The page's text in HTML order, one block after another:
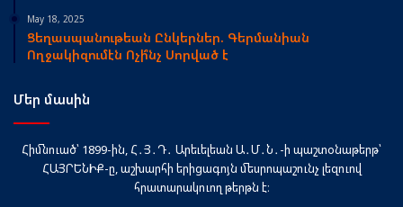
May 18, 2025
Ցեղասպանութեան Ընկերներ. Գերմանիան
Ողջակիզումէն Ոչի՞նչ Սորված է
Մեր մասին
Հիմնուած՝ 1899-ին, Հ․Յ․Դ․ Արեւելեան Ա․Մ․Ն․-ի պաշտօնաթերթ՝
ՀԱՅՐԵՆԻՔ-ը, աշխարհի երիցագոյն մեսրոպաշունչ լեզուով
հրատարակուող թերթն է։